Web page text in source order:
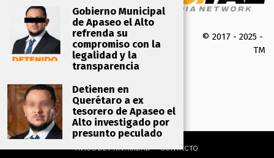
Gobierno Municipal
de Apaseo el Alto
refrenda su
compromiso con la
legalidad y la
transparencia
Detienen en
Querétaro a ex
tesorero de Apaseo el
Alto investigado por
presunto peculado
© 2017 - 2025 -
AVISO DE PRIVACIDAD CONTACTO